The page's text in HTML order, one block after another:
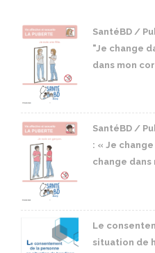
SantéBD /
"Je change
dans mon
SantéBD /
: « Je
change dans
Le
situation de